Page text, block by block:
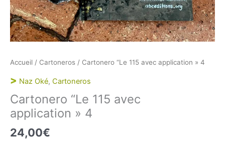
Accueil / Cartoneros / Cartonero “Le 115 avec application » 4
> Naz Oké, Cartoneros
Cartonero “Le 115 avec
application » 4
24,00€